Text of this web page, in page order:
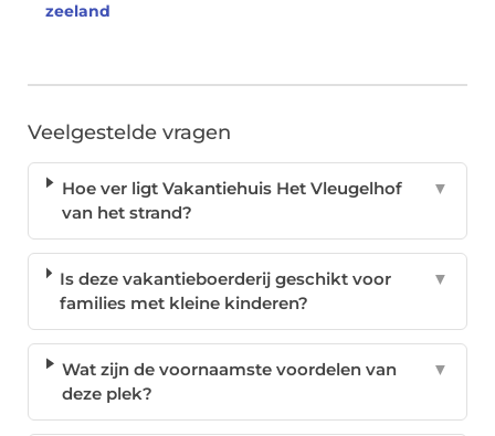
zeeland
Veelgestelde vragen
Hoe ver ligt Vakantiehuis Het Vleugelhof
van het strand?
▼
Is deze vakantieboerderij geschikt voor
families met kleine kinderen?
▼
Wat zijn de voornaamste voordelen van
deze plek?
▼